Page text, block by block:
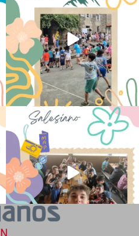
93 0
viviendo la alegría en el campamento
...